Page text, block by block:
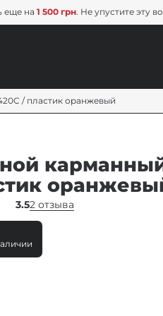
еще на1 500 грн. Не упустите эту
/ пластик оранжевый
карманный
3.52 отзыва